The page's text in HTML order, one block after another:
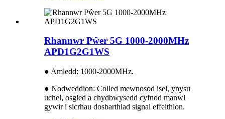
Rhannwr Pŵer 5G 1000-2000MHz
APD1G2G1WS
● Amledd: 1000-2000MHz.
● Nodweddion: Colled mewnosod isel, ynysu
uchel, osgled a chydbwysedd cyfnod manwl
gywir i sicrhau dosbarthiad signal effeithlon.